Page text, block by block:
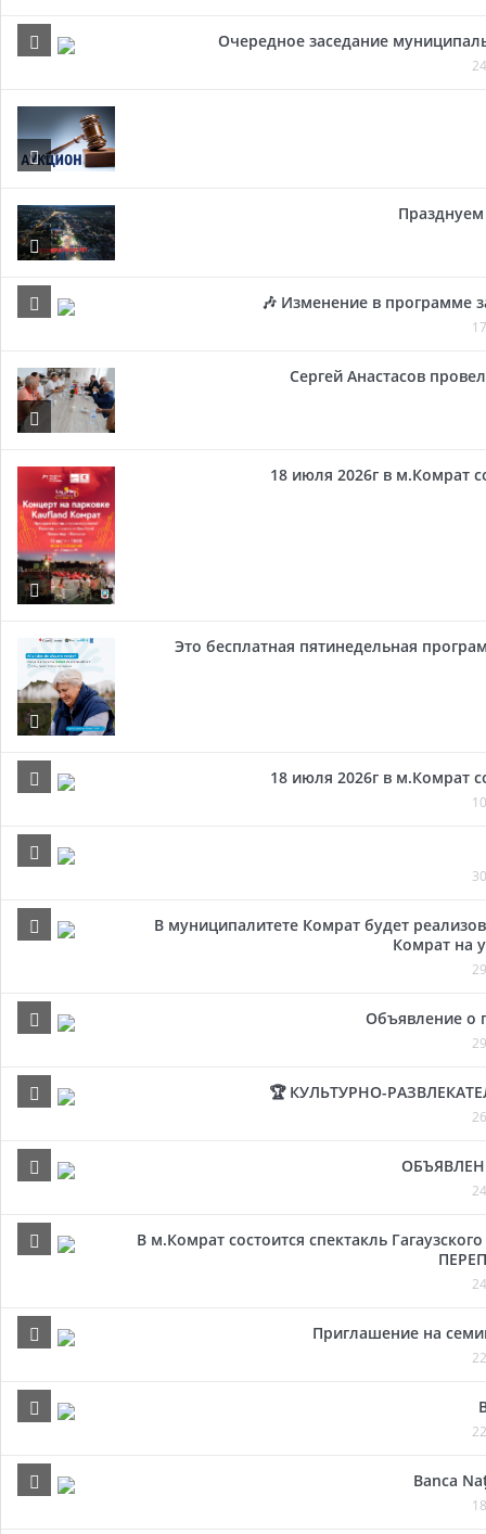
Очередное заседание
Празднуем
🎶 Изменение в программе
Сергей Анастасов
18 июля 2026г в м.Комрат
Это бесплатная пятинедельная
18 июля 2026г в м.Комрат
В муниципалитете Комрат будет
Комрат на
Объявление о
🏆 КУЛЬТУРНО-
В м.Комрат состоится спектакль
Приглашение на
Banca